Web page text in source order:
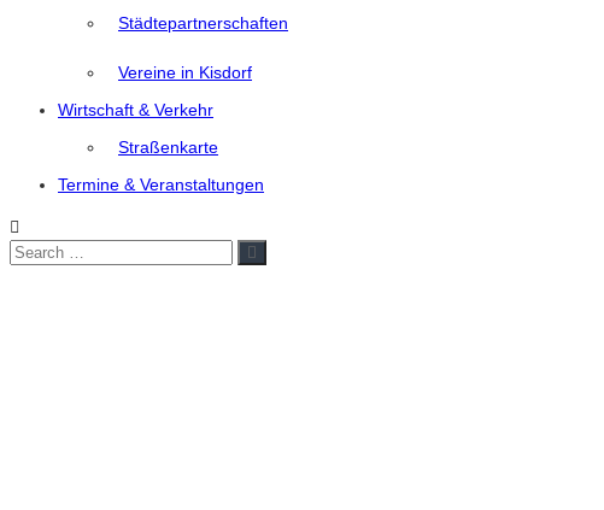
Städtepartnerschaften
Vereine in Kisdorf
Wirtschaft & Verkehr
Straßenkarte
Termine & Veranstaltungen
Search
Search